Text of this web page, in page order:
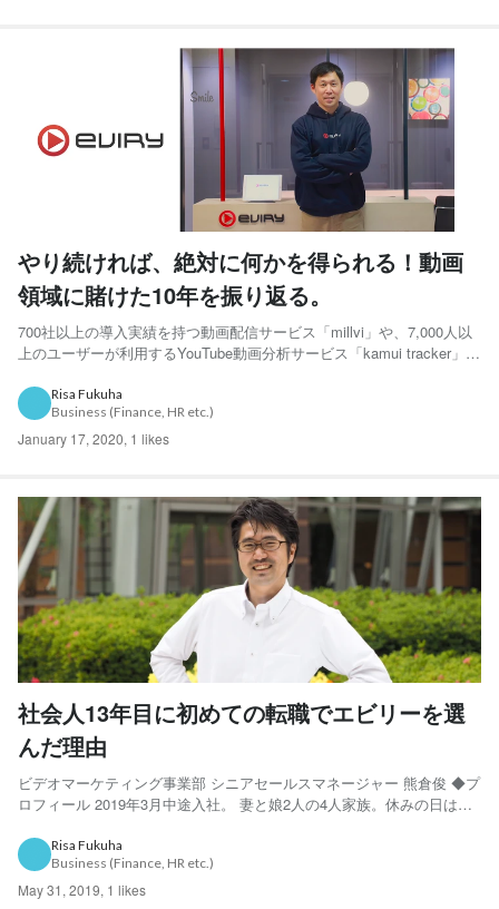
やり続ければ、絶対に何かを得られる！動画
領域に賭けた10年を振り返る。
700社以上の導入実績を持つ動画配信サービス「millvi」や、7,000人以
上のユーザーが利用するYouTube動画分析サービス「kamui tracker」な
前から動画時代の到来を見越していました。創業者・中川恵介の先見
の明はどのよう...
Risa Fukuha
Business (Finance, HR etc.)
January 17, 2020, 1 likes
社会人13年目に初めての転職でエビリーを選
んだ理由
ビデオマーケティング事業部 シニアセールスマネージャー 熊倉俊 ◆プ
ロフィール 2019年3月中途入社。 妻と娘2人の4人家族。休みの日は娘
ンターネット広告業界で約13年営業職をしており、そのノウハウを生
かせ るベンチャーを探していたところエビ...
Risa Fukuha
Business (Finance, HR etc.)
May 31, 2019, 1 likes